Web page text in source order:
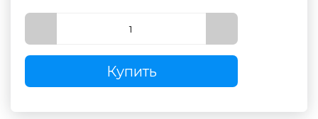
Купить